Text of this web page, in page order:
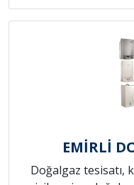
EMİRLİ
Doğalgaz tesisatı,